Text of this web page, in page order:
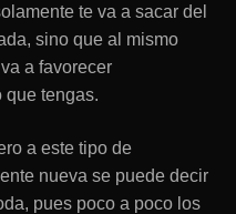
te va a sacar del
sino que al mismo
a favorecer
que tengas.
a este tipo de
nueva se puede decir
pues poco a poco los